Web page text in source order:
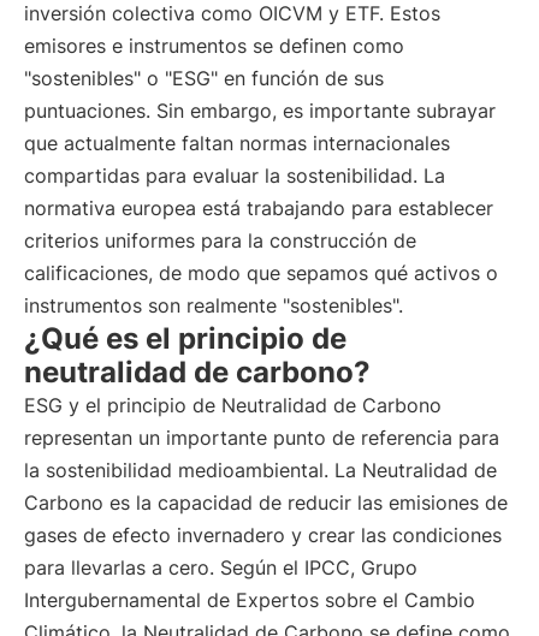
inversión colectiva como OICVM y ETF. Estos
emisores e instrumentos se definen como
"sostenibles" o "ESG" en función de sus
puntuaciones. Sin embargo, es importante subrayar
que actualmente faltan normas internacionales
compartidas para evaluar la sostenibilidad. La
normativa europea está trabajando para establecer
criterios uniformes para la construcción de
calificaciones, de modo que sepamos qué activos o
instrumentos son realmente "sostenibles".
¿Qué es el principio de
neutralidad de carbono?
ESG y el principio de Neutralidad de Carbono
representan un importante punto de referencia para
la sostenibilidad medioambiental. La Neutralidad de
Carbono es la capacidad de reducir las emisiones de
gases de efecto invernadero y crear las condiciones
para llevarlas a cero. Según el IPCC, Grupo
Intergubernamental de Expertos sobre el Cambio